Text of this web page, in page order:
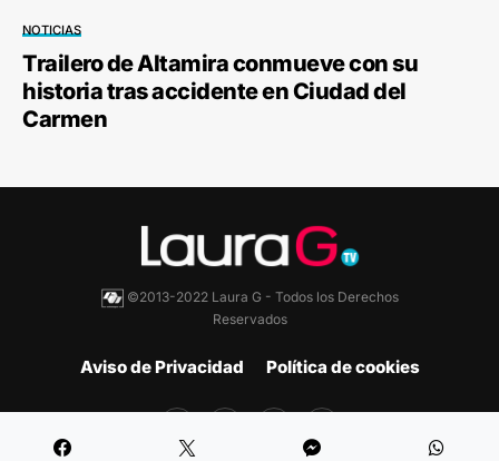
NOTICIAS
Trailero de Altamira conmueve con su
historia tras accidente en Ciudad del
Carmen
©2013-2022 Laura G - Todos los Derechos
Reservados
Aviso de Privacidad Política de cookies